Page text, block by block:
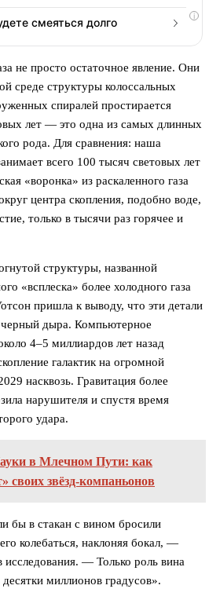
i
смеяться долго
не просто остаточное явление. Они
среде структуры колоссальных
спиралей простирается
лет — это одна из самых длинных
рода. Для сравнения: наша
всего 100 тысяч световых лет
«воронка» из раскаленного газа
центра скопления, подобно воде,
только в тысячи раз горячее и
структуры, названной
«всплеска» более холодного газа
пришла к выводу, что эти детали
дыра. Компьютерное
4–5 миллиардов лет назад
галактик на огромной
насквозь. Гравитация более
нарушителя и спустя время
удара.
в Млечном Пути: как
своих звёзд-компаньонов
бы в стакан с вином бросили
колебаться, наклоняя бокал, —
исследования. — Только роль вина
миллионов градусов».